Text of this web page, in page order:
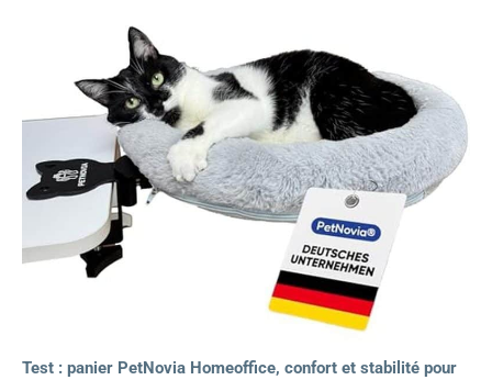
Test : panier PetNovia Homeoffice, confort et stabilité pour